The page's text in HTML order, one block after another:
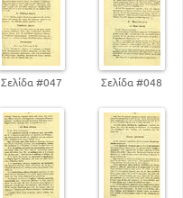
Σελίδα #047 Σελίδα #048